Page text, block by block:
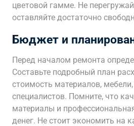
цветовой гамме. Не
оставляйте достаточно
Бюджет и
Перед началом ремонта
Составьте подробный план
стоимость материалов,
специалистов. Помните, что
материалы и
денег. Не стоит экономить на